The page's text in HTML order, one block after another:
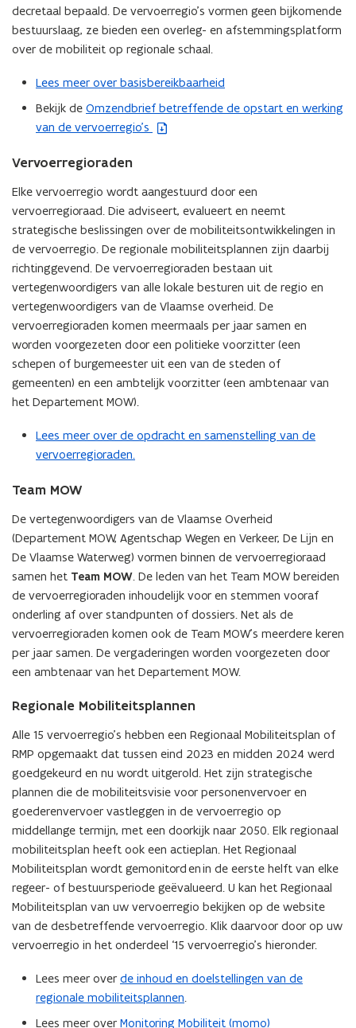
decretaal bepaald. De vervoerregio’s vormen geen bijkomende
bestuurslaag, ze bieden een overleg- en afstemmingsplatform
over de mobiliteit op regionale schaal.
Lees meer over basisbereikbaarheid
Bekijk de Omzendbrief betreffende de opstart en werking
van de vervoerregio’s
(
b
s
d
o
p
e
e
u
r
Vervoerregioraden
Elke vervoerregio wordt aangestuurd door een
vervoerregioraad. Die adviseert, evalueert en neemt
strategische beslissingen over de mobiliteitsontwikkelingen in
de vervoerregio. De regionale mobiliteitsplannen zijn daarbij
richtinggevend. De vervoerregioraden bestaan uit
vertegenwoordigers van alle lokale besturen uit de regio en
vertegenwoordigers van de Vlaamse overheid. De
vervoerregioraden komen meermaals per jaar samen en
worden voorgezeten door een politieke voorzitter (een
schepen of burgemeester uit een van de steden of
gemeenten) en een ambtelijk voorzitter (een ambtenaar van
het Departement MOW).
Lees meer over de opdracht en samenstelling van de
vervoerregioraden.
Team MOW
De vertegenwoordigers van de Vlaamse Overheid
(Departement MOW, Agentschap Wegen en Verkeer, De Lijn en
De Vlaamse Waterweg) vormen binnen de vervoerregioraad
samen het Team MOW. De leden van het Team MOW bereiden
de vervoerregioraden inhoudelijk voor en stemmen vooraf
onderling af over standpunten of dossiers. Net als de
vervoerregioraden komen ook de Team MOW’s meerdere keren
per jaar samen. De vergaderingen worden voorgezeten door
een ambtenaar van het Departement MOW.
Regionale Mobiliteitsplannen
Alle 15 vervoerregio’s hebben een Regionaal Mobiliteitsplan of
RMP opgemaakt dat tussen eind 2023 en midden 2024 werd
goedgekeurd en nu wordt uitgerold. Het zijn strategische
plannen die de mobiliteitsvisie voor personenvervoer en
goederenvervoer vastleggen in de vervoerregio op
middellange termijn, met een doorkijk naar 2050. Elk regionaal
mobiliteitsplan heeft ook een actieplan. Het Regionaal
Mobiliteitsplan wordt gemonitord en in de eerste helft van elke
regeer- of bestuursperiode geëvalueerd. U kan het Regionaal
Mobiliteitsplan van uw vervoerregio bekijken op de website
van de desbetreffende vervoerregio. Klik daarvoor door op uw
vervoerregio in het onderdeel ‘15 vervoerregio’s hieronder.
Lees meer over de inhoud en doelstellingen van de
regionale mobiliteitsplannen.
Lees meer over Monitoring Mobiliteit (momo)